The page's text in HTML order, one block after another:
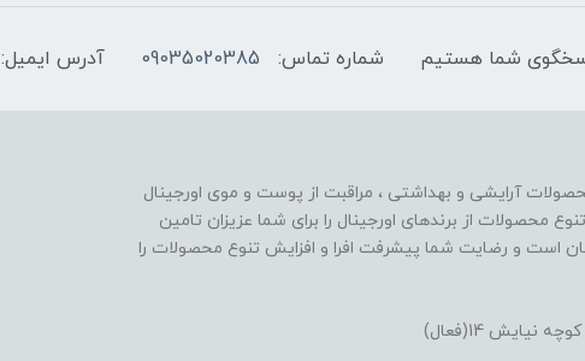
شماره تماس: 09035020385 آدرس ایمیل:
آرایشی و بهداشتی ، مراقبت از پوست و موی اورجینال
سابقه بهترین تنوع محصولات از برندهای اورجینال را برای شما عزیزان تامین
است و رضایت شما پیشرفت افرا و افزایش تنوع محصولات را
14(فعال)